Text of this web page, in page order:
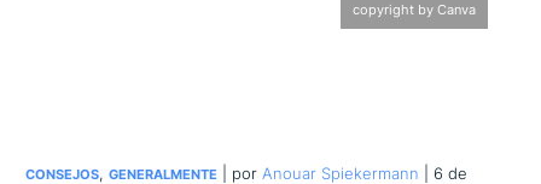
copyright by Canva
CONSEJOS,GENERALMENTE | por Anouar Spiekermann | 6 de